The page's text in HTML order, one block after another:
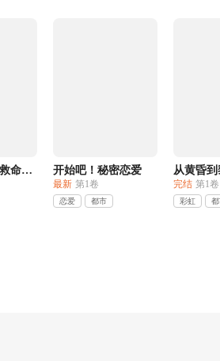
恶魔女孩为报救命之恩舍身成妹 开始吧！秘密恋爱
最新 第1卷
恋爱 都市
从黄昏到
完结 第1卷
彩虹